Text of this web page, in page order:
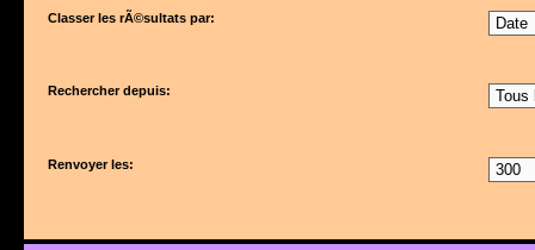
Classer les rÃ©sultats par:
Rechercher depuis:
Renvoyer les: